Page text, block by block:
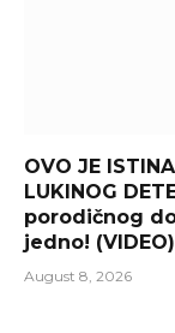
OVO JE
LUKINOG
porodičnog
jedno! (VIDEO)
August 8, 2026